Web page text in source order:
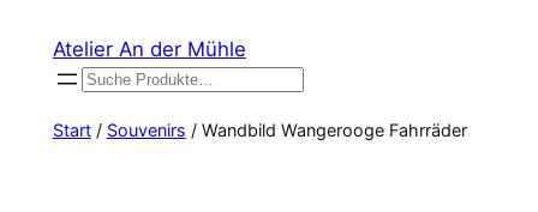
Inhalt
springen
Atelier An der Mühle
Suchen
Start/ Souvenirs / Wandbild Wangerooge Fahrräder